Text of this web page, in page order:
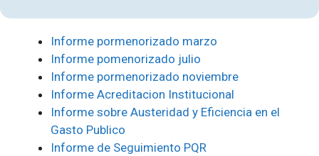
Informe pormenorizado marzo
Informe pomenorizado julio
Informe pormenorizado noviembre
Informe Acreditacion Institucional
Informe sobre Austeridad y Eficiencia en el
Gasto Publico
Informe de Seguimiento PQR